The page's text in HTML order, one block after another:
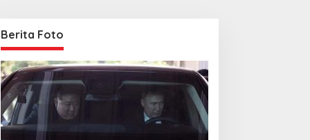
Berita Foto